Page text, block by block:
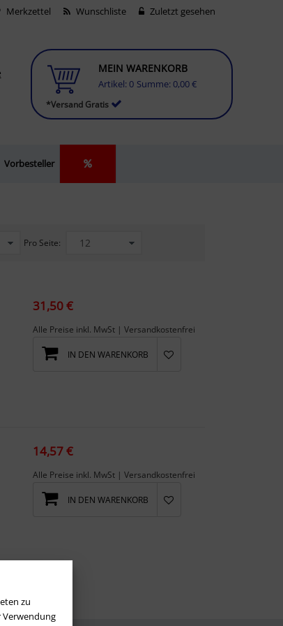
zu
Verwendung
Merkzettel Wunschliste Zuletzt gesehen
*Versand Gratis
MEIN WARENKORB
Artikel: 0 Summe: 0,00 €
Vorbesteller
Pro Seite:
31,50 €
Alle Preise inkl. MwSt | Versandkostenfrei
IN DEN WARENKORB
14,57 €
Alle Preise inkl. MwSt | Versandkostenfrei
IN DEN WARENKORB